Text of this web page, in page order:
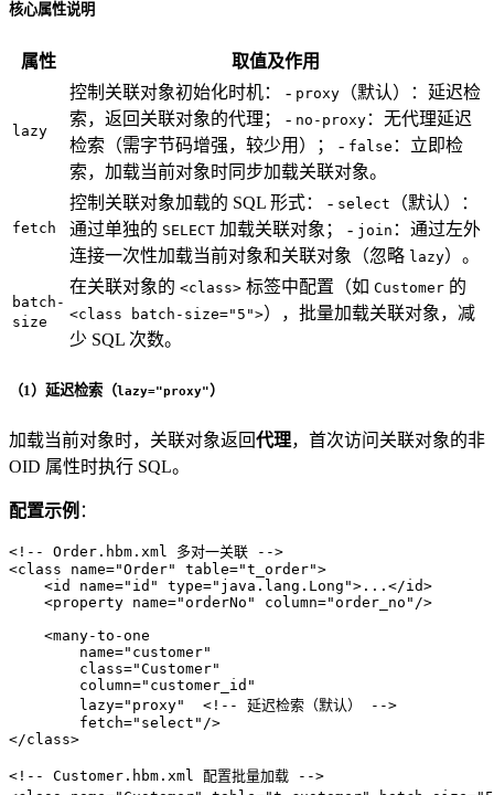
核心属性说明
属性 取值及作用
lazy
控制关联对象初始化时机： - proxy （默认）：延迟检
索，返回关联对象的代理； - no-proxy ：无代理延迟
检索（需字节码增强，较少用）； - false ：立即检
索，加载当前对象时同步加载关联对象。
fetch
控制关联对象加载的 SQL 形式： - select
（默认）：
通过单独的 SELECT 加载关联对象； - join ：通过左外
连接一次性加载当前对象和关联对象（忽略 lazy）。
batch-
size
在关联对象的 <class> 标签中配置（如 Customer 的
<class batch-size="5">），批量加载关联对象，减
少 SQL 次数。
（1）延迟检索（lazy="proxy"）
加载当前对象时，关联对象返回代理，首次访问关联对象的非
OID 属性时执行 SQL。
配置示例 ：
<!-- Order.hbm.xml 多对一关联 -->
<class name="Order" table="t_order">
<id name="id" type="java.lang.Long"> ... </id>
<property name="orderNo" column="order_no" />
<many-to-one
name="customer"
class="Customer"
column="customer_id"
lazy="proxy"
  <!
-- 延迟检索 （默认） -->
</class>
<!-- Customer.hbm.xml 配置批量加载 -->